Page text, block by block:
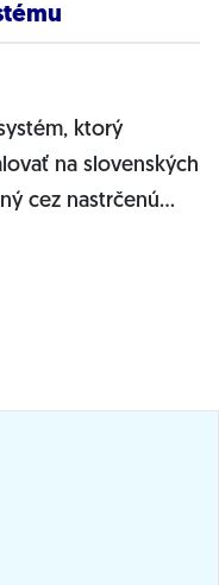
ktorý
na slovenských
cez nastrčenú